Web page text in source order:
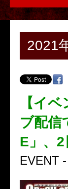
2021
【イ
ブ配信
E」、
EVENT